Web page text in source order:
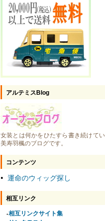
アルテミスBlog
女装とは何かをひたすら書き続けて
美寿羽楓のブログです。
コンテンツ
● 運命のウィッグ探し
相互リンク
●相互リンクサイト集